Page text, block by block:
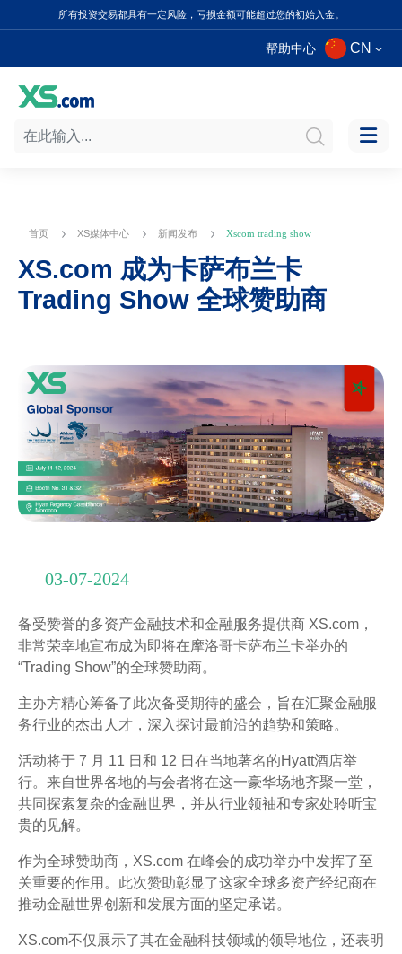
所有投资交易都具有一定风险，亏损金额可能超过您的初始入金。
帮助中心 CN
首页 XS媒体中心 新闻发布 Xscom trading show
XS.com 成为卡萨布兰卡
Trading Show 全球赞助商
03-07-2024
备受赞誉的多资产金融技术和金融服务提供商 XS.com，
非常荣幸地宣布成为即将在摩洛哥卡萨布兰卡举办的
“Trading Show”的全球赞助商。
主办方精心筹备了此次备受期待的盛会，旨在汇聚金融服
务行业的杰出人才，深入探讨最前沿的趋势和策略。
活动将于 7 月 11 日和 12 日在当地著名的Hyatt酒店举
行。来自世界各地的与会者将在这一豪华场地齐聚一堂，
共同探索复杂的金融世界，并从行业领袖和专家处聆听宝
贵的见解。
作为全球赞助商，XS.com 在峰会的成功举办中发挥了至
关重要的作用。此次赞助彰显了这家全球多资产经纪商在
推动金融世界创新和发展方面的坚定承诺。
XS.com不仅展示了其在金融科技领域的领导地位，还表明